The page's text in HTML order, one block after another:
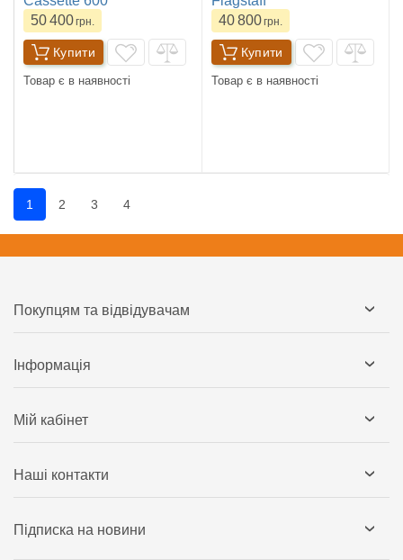
50 400грн.
Купити
Товар є в наявності
40 800грн.
Купити
Товар є в наявності
1 2 3 4
Покупцям та відвідувачам
Інформація
Мій кабінет
Наші контакти
Підписка на новини